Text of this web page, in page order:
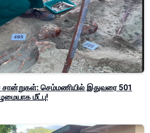
சான்றுகள்: செம்மணியில் இதுவரை 501
மீட்பு!